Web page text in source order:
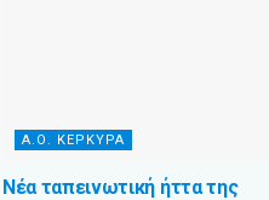
Α.Ο. ΚΕΡΚΥΡΑ
Νέα ταπεινωτική ήττα της